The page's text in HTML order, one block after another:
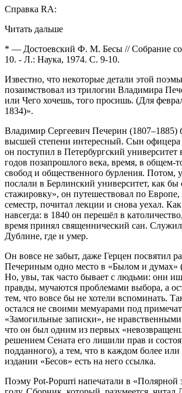
Справка RA:
Читать дальше
* — Достоевский Ф. М. Бесы // Собрание
10. - Л.: Наука, 1974. С. 9-10.
Известно, что некоторые детали этой
позаимствовал из трилогии Владимира
или Чего хочешь, того просишь. (Для
1834)».
Владимир Сергеевич Печерин (1807–1885)
высшей степени интересный. Сын
он поступил в Петербургский университет
годов позапрошлого века, время, в общем-
свобод и общественного бурления. Потом,
послали в Берлинский университет, как бы
стажировку», он путешествовал по Европе,
семестр, почитал лекции и снова уехал. Как
навсегда: в 1840 он перешёл в
время принял священнический сан.
Дублине, где и умер.
Он вовсе не забыт, даже Герцен посвятил
Печериным одно место в «Былом и думах»
Но, увы, так часто бывает с людьми: они
правды, мучаются проблемами выбора, а
тем, что вовсе бы не хотели вспоминать.
остался не своими мемуарами под
«Замогильные записки», не
что он был одним из первых
решением Сената его лишили прав и
подданного), а тем, что в каждом более
издании «Бесов» есть на него ссылка.
Поэму Pot-Popurri напечатали в «Полярной